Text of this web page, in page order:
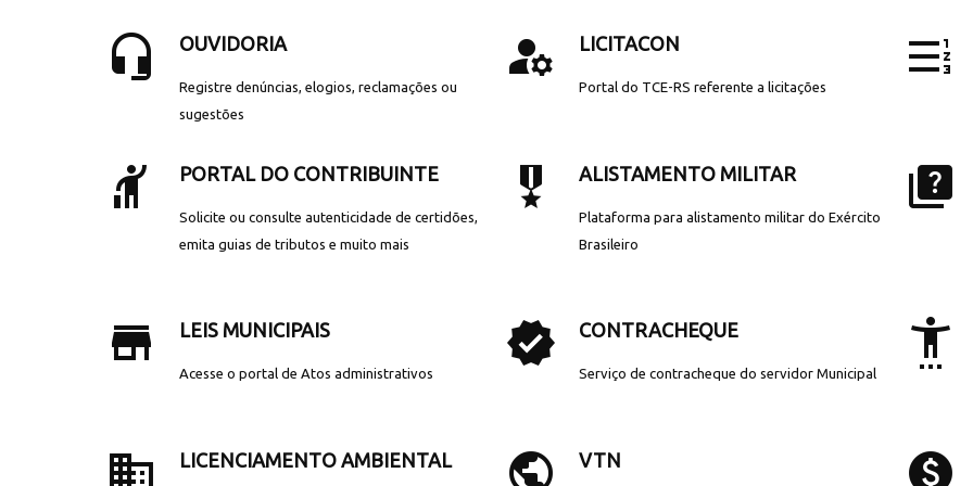
headset_mic OUVIDORIA
Registre denúncias, elogios, reclamações ou
sugestões
manage_accounts LICITACON
Portal do TCE-RS referente a licitações
format_list_numbered_rtl
hail PORTAL DO CONTRIBUINTE
Solicite ou consulte autenticidade de certidões,
emita guias de tributos e muito mais
military_tech ALISTAMENTO MILITAR
Plataforma para alistamento militar do Exército
Brasileiro
quiz
store_mall_directory LEIS MUNICIPAIS
Acesse o portal de Atos administrativos
verified CONTRACHEQUE
Serviço de contracheque do servidor Municipal
settings_accessibility
business LICENCIAMENTO AMBIENTAL public VTN paid